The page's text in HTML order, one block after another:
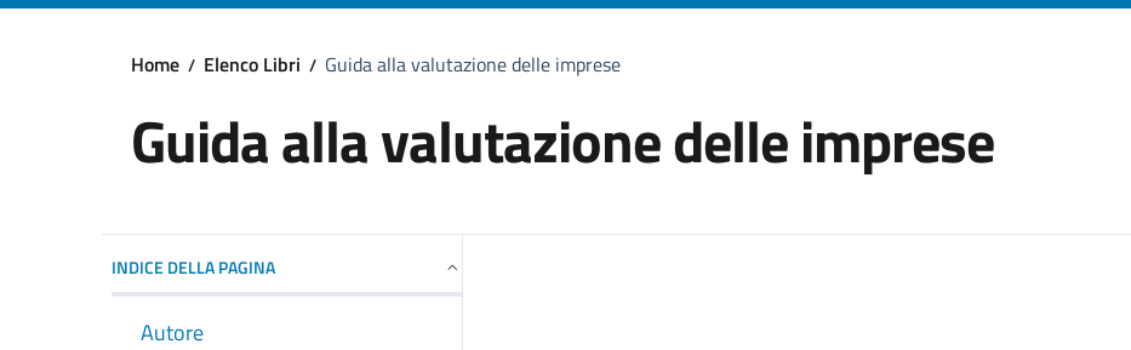
Home Elenco Libri Guida alla valutazione delle imprese
Guida alla valutazione delle imprese
INDICE DELLA PAGINA
Autore